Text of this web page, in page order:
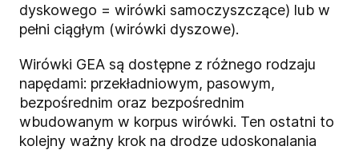
dyskowego = wirówki samoczyszczące) lub w
pełni ciągłym (wirówki dyszowe).
Wirówki GEA są dostępne z różnego rodzaju
napędami: przekładniowym, pasowym,
bezpośrednim oraz bezpośrednim
wbudowanym w korpus wirówki. Ten ostatni to
kolejny ważny krok na drodze udoskonalania